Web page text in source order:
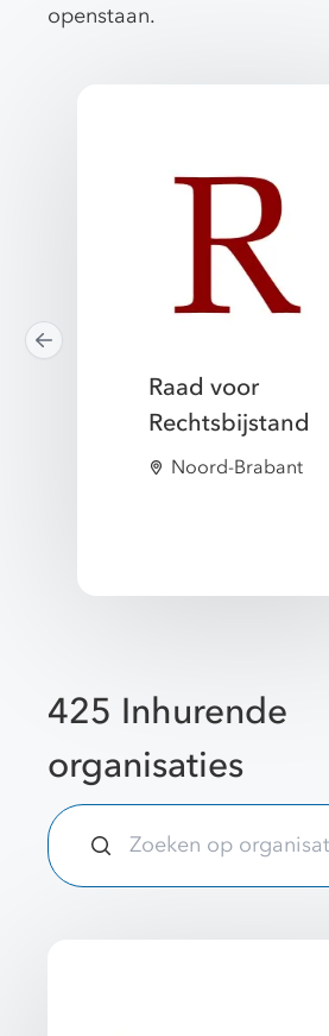
openstaan.
Raad voor
Rechtsbijstand
Noord-Brabant
425 Inhurende
organisaties